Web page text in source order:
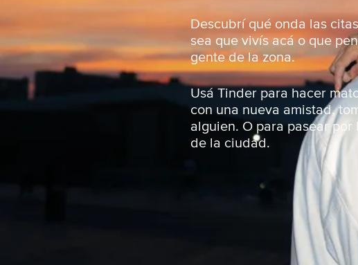
n
d
e
Descubrí qué onda las
sea que vivís acá o que
gente de la zona.
Usá Tinder para hacer
con una nueva amistad,
alguien. O para pasear
de la ciudad.